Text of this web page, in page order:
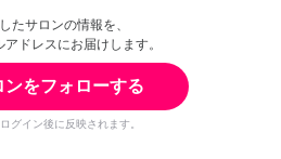
たサロンの情報を、
ドレスにお届けします。
ンをフォローする
グイン後に反映されます。